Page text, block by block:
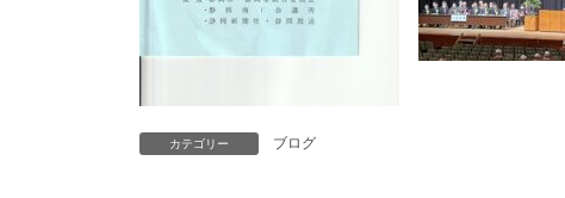
カテゴリー ブログ